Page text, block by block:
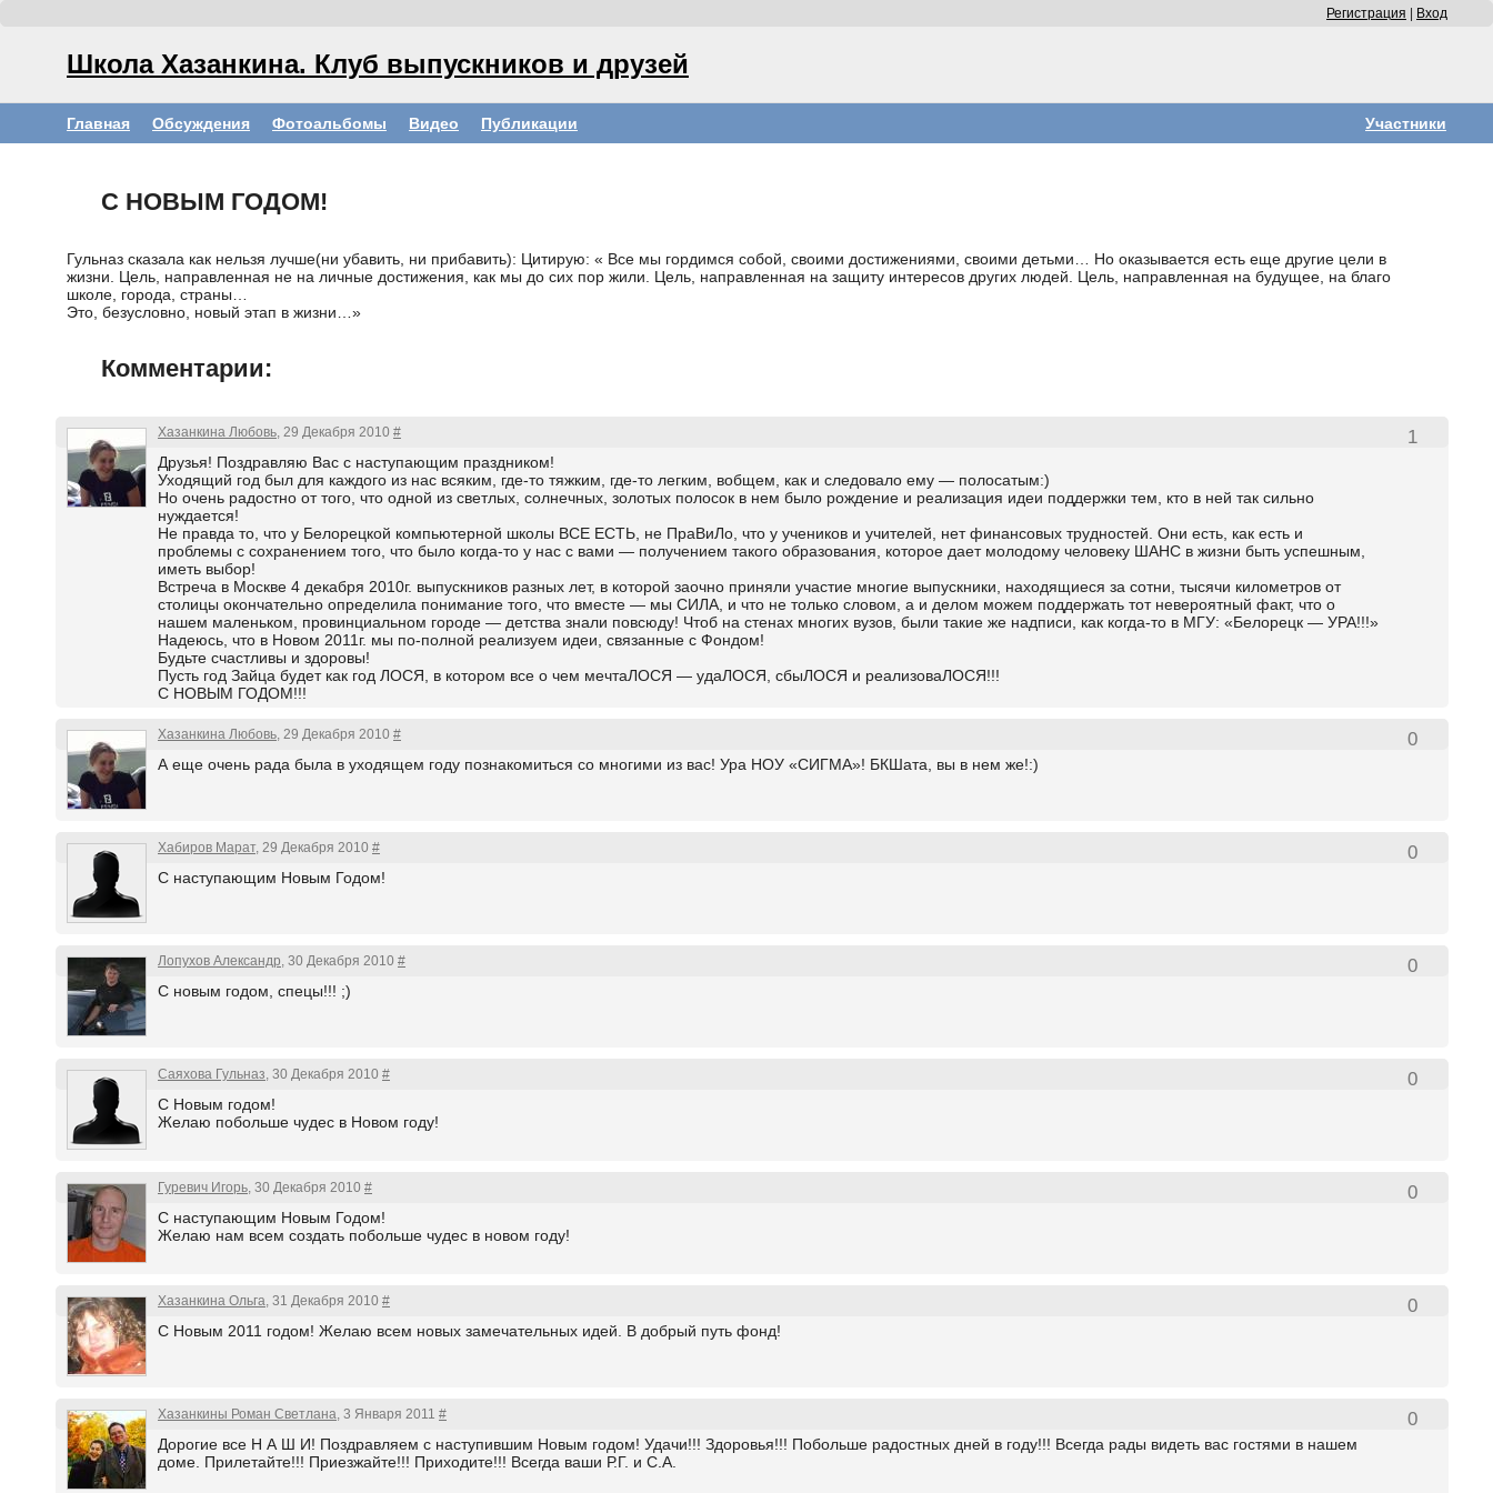
Регистрация Вход
Школа Хазанкина. Клуб выпускников и друзей
Главная Обсуждения Фотоальбомы Видео Участники
Публикации
С НОВЫМ ГОДОМ!
Гульназ сказала как нельзя лучше(ни убавить, ни прибавить): Цитирую: « Все мы гордимся собой, своими достижениями, своими детьми… Но оказывается есть еще другие цели в
жизни. Цель, направленная не на личные достижения, как мы до сих пор жили. Цель, направленная на защиту интересов других людей. Цель, направленная на будущее, на благо
школе, города, страны…
Это, безусловно, новый этап в жизни…»
Комментарии:
Хазанкина Любовь , 29 Декабря 2010 # 1
Друзья! Поздравляю Вас с наступающим праздником!
Уходящий год был для каждого из нас всяким, где-то тяжким, где-то легким, вобщем, как и следовало ему — полосатым:)
Но очень радостно от того, что одной из светлых, солнечных, золотых полосок в нем было рождение и реализация идеи поддержки тем, кто в ней так сильно
нуждается!
Не правда то, что у Белорецкой компьютерной школы ВСЕ ЕСТЬ, не ПраВиЛо, что у учеников и учителей, нет финансовых трудностей. Они есть, как есть и
проблемы с сохранением того, что было когда-то у нас с вами — получением такого образования, которое дает молодому человеку ШАНС в жизни быть успешным,
иметь выбор!
Встреча в Москве 4 декабря 2010г. выпускников разных лет, в которой заочно приняли участие многие выпускники, находящиеся за сотни, тысячи километров от
столицы окончательно определила понимание того, что вместе — мы СИЛА, и что не только словом, а и делом можем поддержать тот невероятный факт, что о
нашем маленьком, провинциальном городе — детства знали повсюду! Чтоб на стенах многих вузов, были такие же надписи, как когда-то в МГУ: «Белорецк — УРА!!!»
Надеюсь, что в Новом 2011г. мы по-полной реализуем идеи, связанные с Фондом!
Будьте счастливы и здоровы!
Пусть год Зайца будет как год ЛОСЯ, в котором все о чем мечтаЛОСЯ — удаЛОСЯ, сбыЛОСЯ и реализоваЛОСЯ!!!
С НОВЫМ ГОДОМ!!!
Хазанкина Любовь , 29 Декабря 2010 # 0
А еще очень рада была в уходящем году познакомиться со многими из вас! Ура НОУ «СИГМА»! БКШата, вы в нем же!:)
Хабиров Марат, 29 Декабря 2010 # 0
С наступающим Новым Годом!
Лопухов Александр , 30 Декабря 2010 # 0
С новым годом, спецы!!! ;)
Саяхова Гульназ , 30 Декабря 2010 # 0
С Новым годом!
Желаю побольше чудес в Новом году!
Гуревич Игорь , 30 Декабря 2010 # 0
С наступающим Новым Годом!
Желаю нам всем создать побольше чудес в новом году!
Хазанкина Ольга , 31 Декабря 2010 # 0
С Новым 2011 годом! Желаю всем новых замечательных идей. В добрый путь фонд!
Хазанкины Роман Светлана , 3 Января 2011 # 0
Дорогие все Н А Ш И! Поздравляем с наступившим Новым годом! Удачи!!! Здоровья!!! Побольше радостных дней в году!!! Всегда рады видеть вас гостями в нашем
доме. Прилетайте!!! Приезжайте!!! Приходите!!! Всегда ваши Р.Г. и С.А.